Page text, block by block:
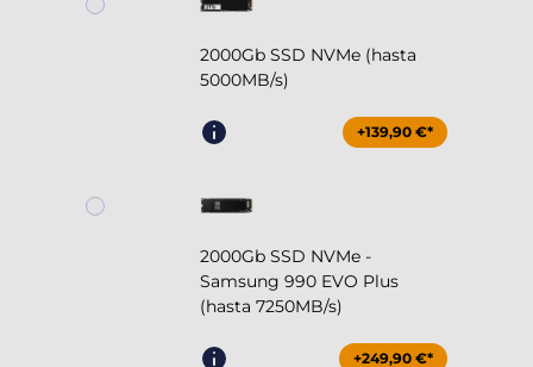
2000Gb SSD NVMe (hasta
5000MB/s)
+139,90 €*
2000Gb SSD NVMe -
Samsung 990 EVO Plus
(hasta 7250MB/s)
+249,90 €*